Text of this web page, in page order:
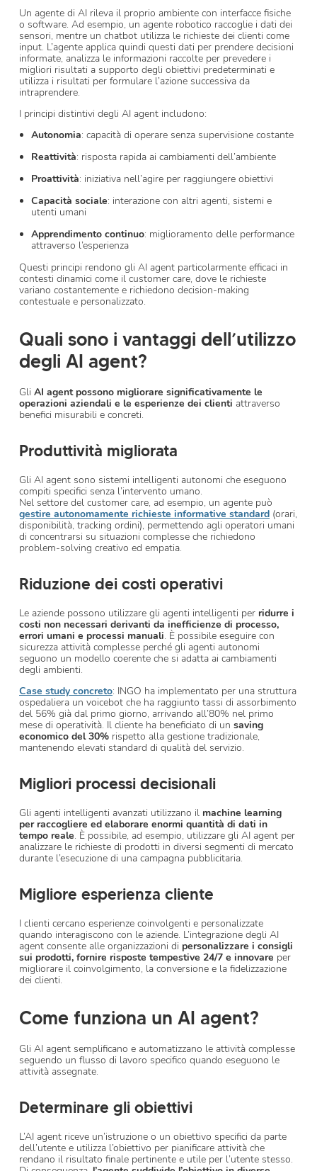
Un agente di AI rileva il proprio ambiente con interfacce fisiche
o software. Ad esempio, un agente robotico raccoglie i dati dei
sensori, mentre un chatbot utilizza le richieste dei clienti come
input. L’agente applica quindi questi dati per prendere decisioni
informate, analizza le informazioni raccolte per prevedere i
migliori risultati a supporto degli obiettivi predeterminati e
utilizza i risultati per formulare l’azione successiva da
intraprendere.
I principi distintivi degli AI agent includono:
Autonomia: capacità di operare senza supervisione costante
Reattività: risposta rapida ai cambiamenti dell’ambiente
Proattività: iniziativa nell’agire per raggiungere obiettivi
Capacità sociale: interazione con altri agenti, sistemi e
utenti umani
Apprendimento continuo: miglioramento delle performance
attraverso l’esperienza
Questi principi rendono gli AI agent particolarmente efficaci in
contesti dinamici come il customer care, dove le richieste
variano costantemente e richiedono decision-making
contestuale e personalizzato.
Quali sono i vantaggi dell’utilizzo
degli AI agent?
Gli AI agent possono migliorare significativamente le
operazioni aziendali e le esperienze dei clienti attraverso
benefici misurabili e concreti.
Produttività migliorata
Gli AI agent sono sistemi intelligenti autonomi che eseguono
compiti specifici senza l’intervento umano.
Nel settore del customer care, ad esempio, un agente può
gestire autonomamente richieste informative standard (orari,
disponibilità, tracking ordini), permettendo agli operatori umani
di concentrarsi su situazioni complesse che richiedono
problem-solving creativo ed empatia.
Riduzione dei costi operativi
Le aziende possono utilizzare gli agenti intelligenti per ridurre i
costi non necessari derivanti da inefficienze di processo,
errori umani e processi manuali. È possibile eseguire con
sicurezza attività complesse perché gli agenti autonomi
seguono un modello coerente che si adatta ai cambiamenti
degli ambienti.
Case study concreto: INGO ha implementato per una struttura
ospedaliera un voicebot che ha raggiunto tassi di assorbimento
del 56% già dal primo giorno, arrivando all’80% nel primo
mese di operatività. Il cliente ha beneficiato di un saving
economico del 30% rispetto alla gestione tradizionale,
mantenendo elevati standard di qualità del servizio.
Migliori processi decisionali
Gli agenti intelligenti avanzati utilizzano il machine learning
per raccogliere ed elaborare enormi quantità di dati in
tempo reale. È possibile, ad esempio, utilizzare gli AI agent per
analizzare le richieste di prodotti in diversi segmenti di mercato
durante l’esecuzione di una campagna pubblicitaria.
Migliore esperienza cliente
I clienti cercano esperienze coinvolgenti e personalizzate
quando interagiscono con le aziende. L’integrazione degli AI
agent consente alle organizzazioni di personalizzare i consigli
sui prodotti, fornire risposte tempestive 24/7 e innovare per
migliorare il coinvolgimento, la conversione e la fidelizzazione
dei clienti.
Come funziona un AI agent?
Gli AI agent semplificano e automatizzano le attività complesse
seguendo un flusso di lavoro specifico quando eseguono le
attività assegnate.
Determinare gli obiettivi
L’AI agent riceve un’istruzione o un obiettivo specifici da parte
dell’utente e utilizza l’obiettivo per pianificare attività che
rendano il risultato finale pertinente e utile per l’utente stesso.